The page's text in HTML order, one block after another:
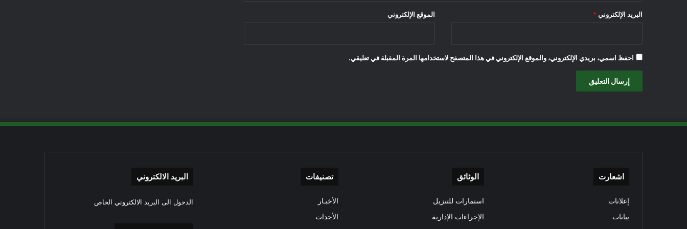
البريد الإلكتروني * الموقع الإلكتروني
احفظ اسمي، بريدي الإلكتروني، والموقع الإلكتروني في هذا المتصفح لاستخدامها المرة المقبلة في تعليقي.
اشعارت
إعلانات
بيانات
الوثائق
استمارات للتنزيل
الإجراءات الإدارية
تصنيفات
الأخبـار
الأحداث
البريد الالكتروني
الدخول الى البريد الالكتروني الخاص